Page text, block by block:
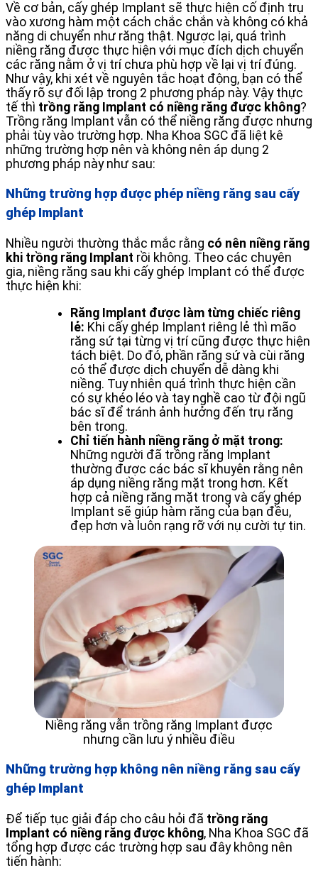
Về cơ bản, cấy ghép Implant sẽ thực hiện cố định trụ
vào xương hàm một cách chắc chắn và không có khả
năng di chuyển như răng thật. Ngược lại, quá trình
niềng răng được thực hiện với mục đích dịch chuyển
các răng nằm ở vị trí chưa phù hợp về lại vị trí đúng.
Như vậy, khi xét về nguyên tắc hoạt động, bạn có thể
thấy rõ sự đối lập trong 2 phương pháp này. Vậy thực
tế thì trồng răng Implant có niềng răng được không?
Trồng răng Implant vẫn có thể niềng răng được nhưng
phải tùy vào trường hợp. Nha Khoa SGC đã liệt kê
những trường hợp nên và không nên áp dụng 2
phương pháp này như sau:
Những trường hợp được phép niềng răng sau cấy
ghép Implant
Nhiều người thường thắc mắc rằng có nên niềng răng
khi trồng răng Implant rồi không. Theo các chuyên
gia, niềng răng sau khi cấy ghép Implant có thể được
thực hiện khi:
Răng Implant được làm từng chiếc riêng
lẻ: Khi cấy ghép Implant riêng lẻ thì mão
răng sứ tại từng vị trí cũng được thực hiện
tách biệt. Do đó, phần răng sứ và cùi răng
có thể được dịch chuyển dễ dàng khi
niềng. Tuy nhiên quá trình thực hiện cần
có sự khéo léo và tay nghề cao từ đội ngũ
bác sĩ để tránh ảnh hưởng đến trụ răng
bên trong.
Chỉ tiến hành niềng răng ở mặt trong:
Những người đã trồng răng Implant
thường được các bác sĩ khuyên rằng nên
áp dụng niềng răng mặt trong hơn. Kết
hợp cả niềng răng mặt trong và cấy ghép
Implant sẽ giúp hàm răng của bạn đều,
đẹp hơn và luôn rạng rỡ với nụ cười tự tin.
Niềng răng vẫn trồng răng Implant được
nhưng cần lưu ý nhiều điều
Những trường hợp không nên niềng răng sau cấy
ghép Implant
Để tiếp tục giải đáp cho câu hỏi đã trồng răng
Implant có niềng răng được không, Nha Khoa SGC đã
tổng hợp được các trường hợp sau đây không nên
tiến hành: